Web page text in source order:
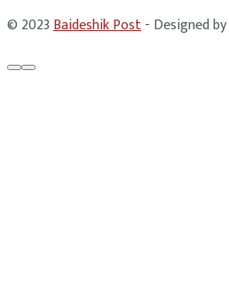
© 2023Baideshik Post- Designed by